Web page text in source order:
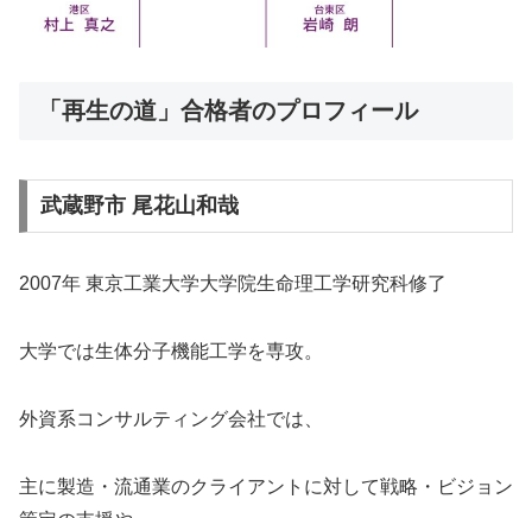
「再生の道」合格者のプロフィール
武蔵野市 尾花山和哉
2007年 東京工業大学大学院生命理工学研究科修了
大学では生体分子機能工学を専攻。
外資系コンサルティング会社では、
主に製造・流通業のクライアントに対して戦略・ビジョン